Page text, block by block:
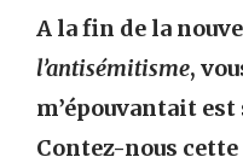
A la fin de la
l’antisémitisme,
m’épouvantait
Contez-nous